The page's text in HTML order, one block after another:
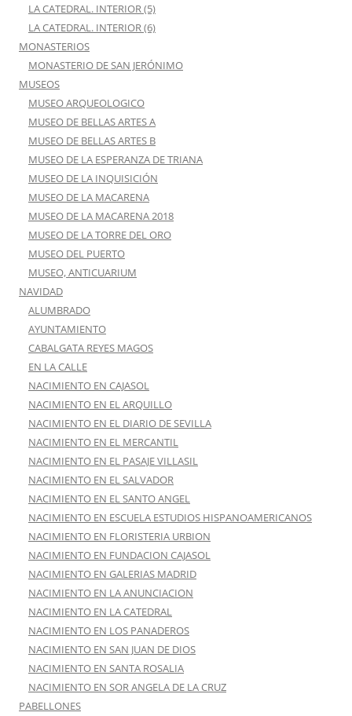
LA CATEDRAL. INTERIOR (5)
LA CATEDRAL. INTERIOR (6)
MONASTERIOS
MONASTERIO DE SAN JERÓNIMO
MUSEOS
MUSEO ARQUEOLOGICO
MUSEO DE BELLAS ARTES A
MUSEO DE BELLAS ARTES B
MUSEO DE LA ESPERANZA DE TRIANA
MUSEO DE LA INQUISICIÓN
MUSEO DE LA MACARENA
MUSEO DE LA MACARENA 2018
MUSEO DE LA TORRE DEL ORO
MUSEO DEL PUERTO
MUSEO, ANTICUARIUM
NAVIDAD
ALUMBRADO
AYUNTAMIENTO
CABALGATA REYES MAGOS
EN LA CALLE
NACIMIENTO EN CAJASOL
NACIMIENTO EN EL ARQUILLO
NACIMIENTO EN EL DIARIO DE SEVILLA
NACIMIENTO EN EL MERCANTIL
NACIMIENTO EN EL PASAJE VILLASIL
NACIMIENTO EN EL SALVADOR
NACIMIENTO EN EL SANTO ANGEL
NACIMIENTO EN ESCUELA ESTUDIOS HISPANOAMERICANOS
NACIMIENTO EN FLORISTERIA URBION
NACIMIENTO EN FUNDACION CAJASOL
NACIMIENTO EN GALERIAS MADRID
NACIMIENTO EN LA ANUNCIACION
NACIMIENTO EN LA CATEDRAL
NACIMIENTO EN LOS PANADEROS
NACIMIENTO EN SAN JUAN DE DIOS
NACIMIENTO EN SANTA ROSALIA
NACIMIENTO EN SOR ANGELA DE LA CRUZ
PABELLONES